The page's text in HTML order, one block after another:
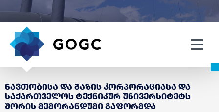
ნავთობისა და გაზის კორპორაციასა და
საქართველოს ტექნიკურ უნივერსიტეტს
შორის მემორანდუმი გაფორმდა